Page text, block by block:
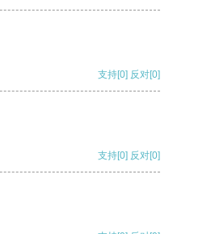
支持[0] 反对[0]
支持[0] 反对[0]